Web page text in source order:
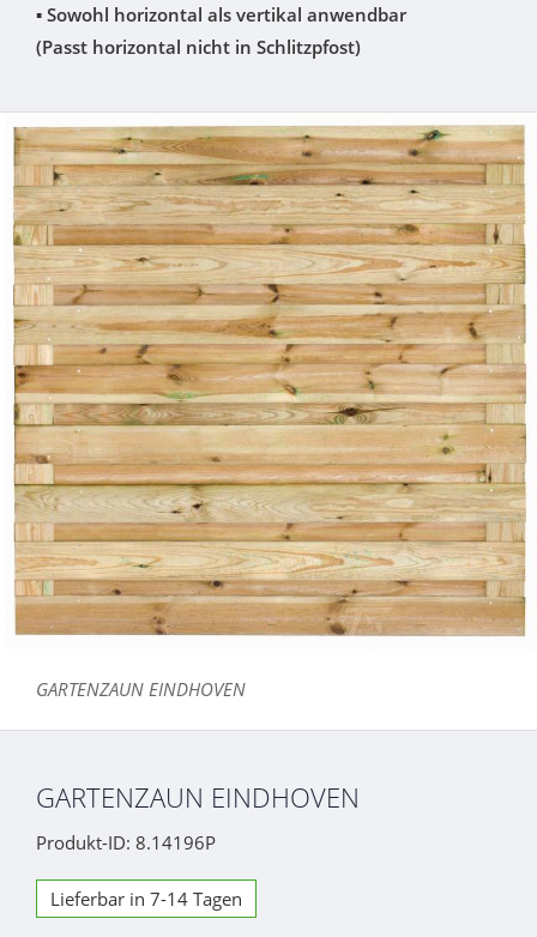
▪ Sowohl horizontal als vertikal anwendbar
(Passt horizontal nicht in Schlitzpfost)
GARTENZAUN EINDHOVEN
GARTENZAUN EINDHOVEN
Produkt-ID: 8.14196P
Lieferbar in 7-14 Tagen